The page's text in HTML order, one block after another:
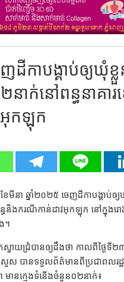
ដីកាបង្គាប់ឲ្យឃុំខ្
ាក់នៅពន្ធនាគារ
អុកឡុក
ែមីនា ឆ្នាំ២០២៥ ចេញដីកាបង្គាប់ឲ្
ន្ធនិងករណីកាន់ដាវអុកឡុក នៅក្នុងរ
។
ជ្រំបានឲ្យដឹងថា កាលពីថ្ងៃទី២៣
ស បានទទួលព័ត៌មានពីប្រជាពលរដ្ឋ
ានក្មេងទំនើងចំនួន០២នាក់៖